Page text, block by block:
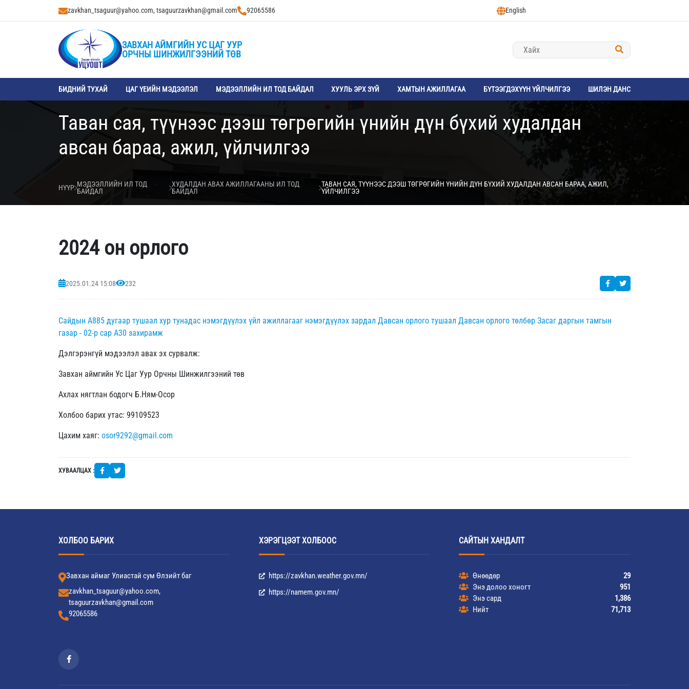
zavkhan_tsaguur@yahoo.com, tsaguurzavkhan@gmail.com 92065586 English
ЗАВХАН АЙМГИЙН УС ЦАГ УУР
ОРЧНЫ ШИНЖИЛГЭЭНИЙ ТӨВ
БИДНИЙ ТУХАЙ ЦАГ ҮЕИЙН МЭДЭЭЛЭЛ МЭДЭЭЛЛИЙН ИЛ ТОД БАЙДАЛ ХУУЛЬ ЭРХ ЗҮЙ ХАМТЫН АЖИЛЛАГАА БҮТЭЭГДЭХҮҮН ҮЙЛЧИЛГЭЭ ШИЛЭН ДАНС
Таван сая, түүнээс дээш төгрөгийн үнийн дүн бүхий худалдан
авсан бараа, ажил, үйлчилгээ
НҮҮР МЭДЭЭЛЛИЙН ИЛ ТОД
БАЙДАЛ
ХУДАЛДАН АВАХ АЖИЛЛАГААНЫ ИЛ ТОД
БАЙДАЛ
ТАВАН САЯ, ТҮҮНЭЭС ДЭЭШ ТӨГРӨГИЙН ҮНИЙН ДҮН БҮХИЙ ХУДАЛДАН АВСАН БАРАА, АЖИЛ,
ҮЙЛЧИЛГЭЭ
2024 он орлого
2025.01.24 15:08 232
Сайдын А885 дугаар тушаал хур тунадас нэмэгдүүлэх үйл ажиллагааг нэмэгдүүлэх зардал Давсан орлого тушаал Давсан орлого төлбөр Засаг даргын тамгын
газар - 02-р сар А30 захирамж
Дэлгэрэнгүй мэдээлэл авах эх сурвалж:
Завхан аймгийн Ус Цаг Уур Орчны Шинжилгээний төв
Ахлах нягтлан бодогч Б.Ням-Осор
Холбоо барих утас: 99109523
Цахим хаяг: osor9292@gmail.com
ХУВААЛЦАХ :
ХОЛБОО БАРИХ
Завхан аймаг Улиастай сум Өлзийт баг
zavkhan_tsaguur@yahoo.com,
tsaguurzavkhan@gmail.com
92065586
ХЭРЭГЦЭЭТ ХОЛБООС
https://zavkhan.weather.gov.mn/
https://namem.gov.mn/
САЙТЫН ХАНДАЛТ
Өнөөдөр
29
Энэ долоо хоногт
951
Энэ сард
1,386
Нийт
71,713